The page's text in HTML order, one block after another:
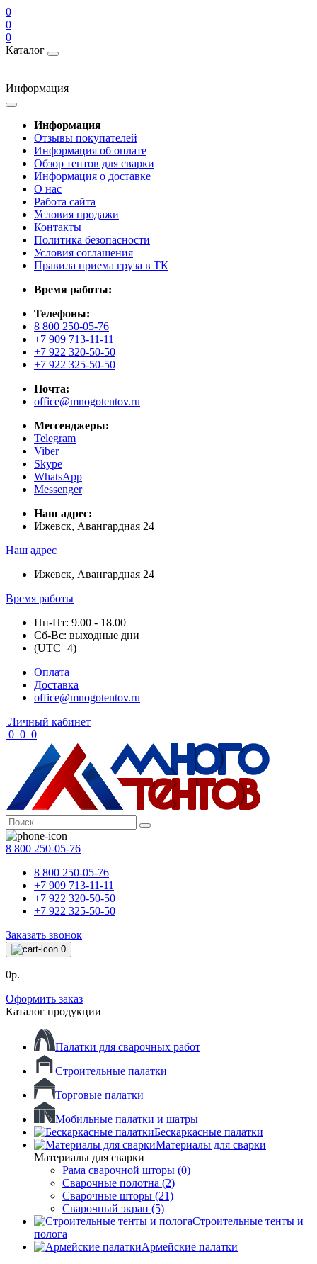
0
0
0
Каталог
Информация
Информация
Отзывы покупателей
Информация об оплате
Обзор тентов для сварки
Информация о доставке
О нас
Работа сайта
Условия продажи
Контакты
Политика безопасности
Условия соглашения
Правила приема груза в ТК
Время работы:
Телефоны:
8 800 250-05-76
+7 909 713-11-11
+7 922 320-50-50
+7 922 325-50-50
Почта:
office@mnogotentov.ru
Мессенджеры:
Telegram
Viber
Skype
WhatsApp
Messenger
Наш адрес:
Ижевск, Авангардная 24
Наш адрес
Ижевск, Авангардная 24
Время работы
Пн-Пт: 9.00 - 18.00
Сб-Вс: выходные дни
(UTC+4)
Оплата
Доставка
office@mnogotentov.ru
Личный кабинет
0 0 0
8 800 250-05-76
8 800 250-05-76
+7 909 713-11-11
+7 922 320-50-50
+7 922 325-50-50
Заказать звонок
0
0р.
Оформить заказ
Каталог продукции
Палатки для сварочных работ
Строительные палатки
Торговые палатки
Мобильные палатки и шатры
Бескаркасные палатки
Материалы для сварки
Материалы для сварки
Рама сварочной шторы (0)
Сварочные полотна (2)
Сварочные шторы (21)
Сварочный экран (5)
Строительные тенты и
полога
Армейские палатки